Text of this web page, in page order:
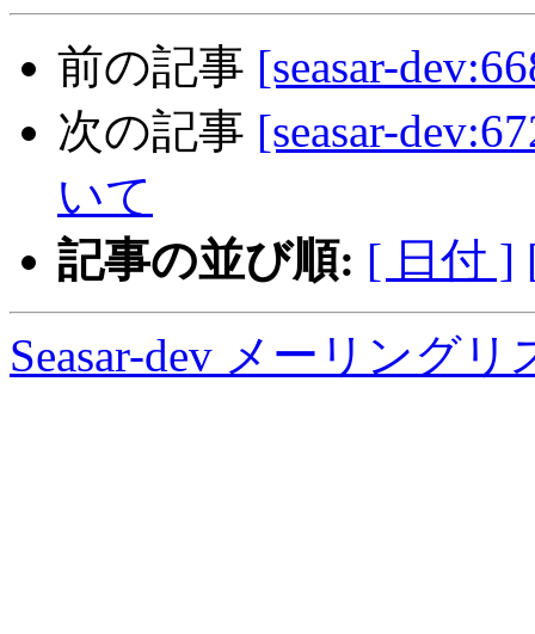
前の記事 [seasar-
次の記事 [seasar-
いて
記事の並び順: [ 日付 ]
Seasar-dev メーリング